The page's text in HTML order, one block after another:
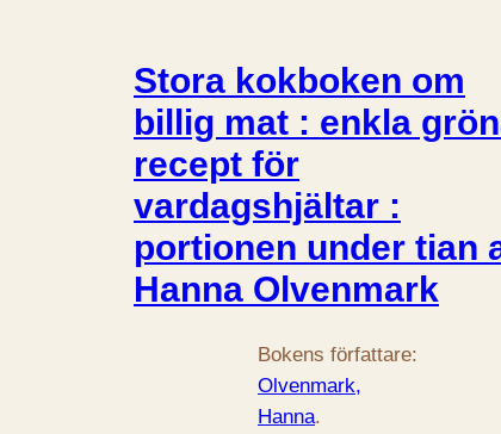
Stora kokboken om
billig mat : enkla
recept för
vardagshjältar :
portionen under tian
Hanna Olvenmark
Bokens författare:
Olvenmark,
Hanna.